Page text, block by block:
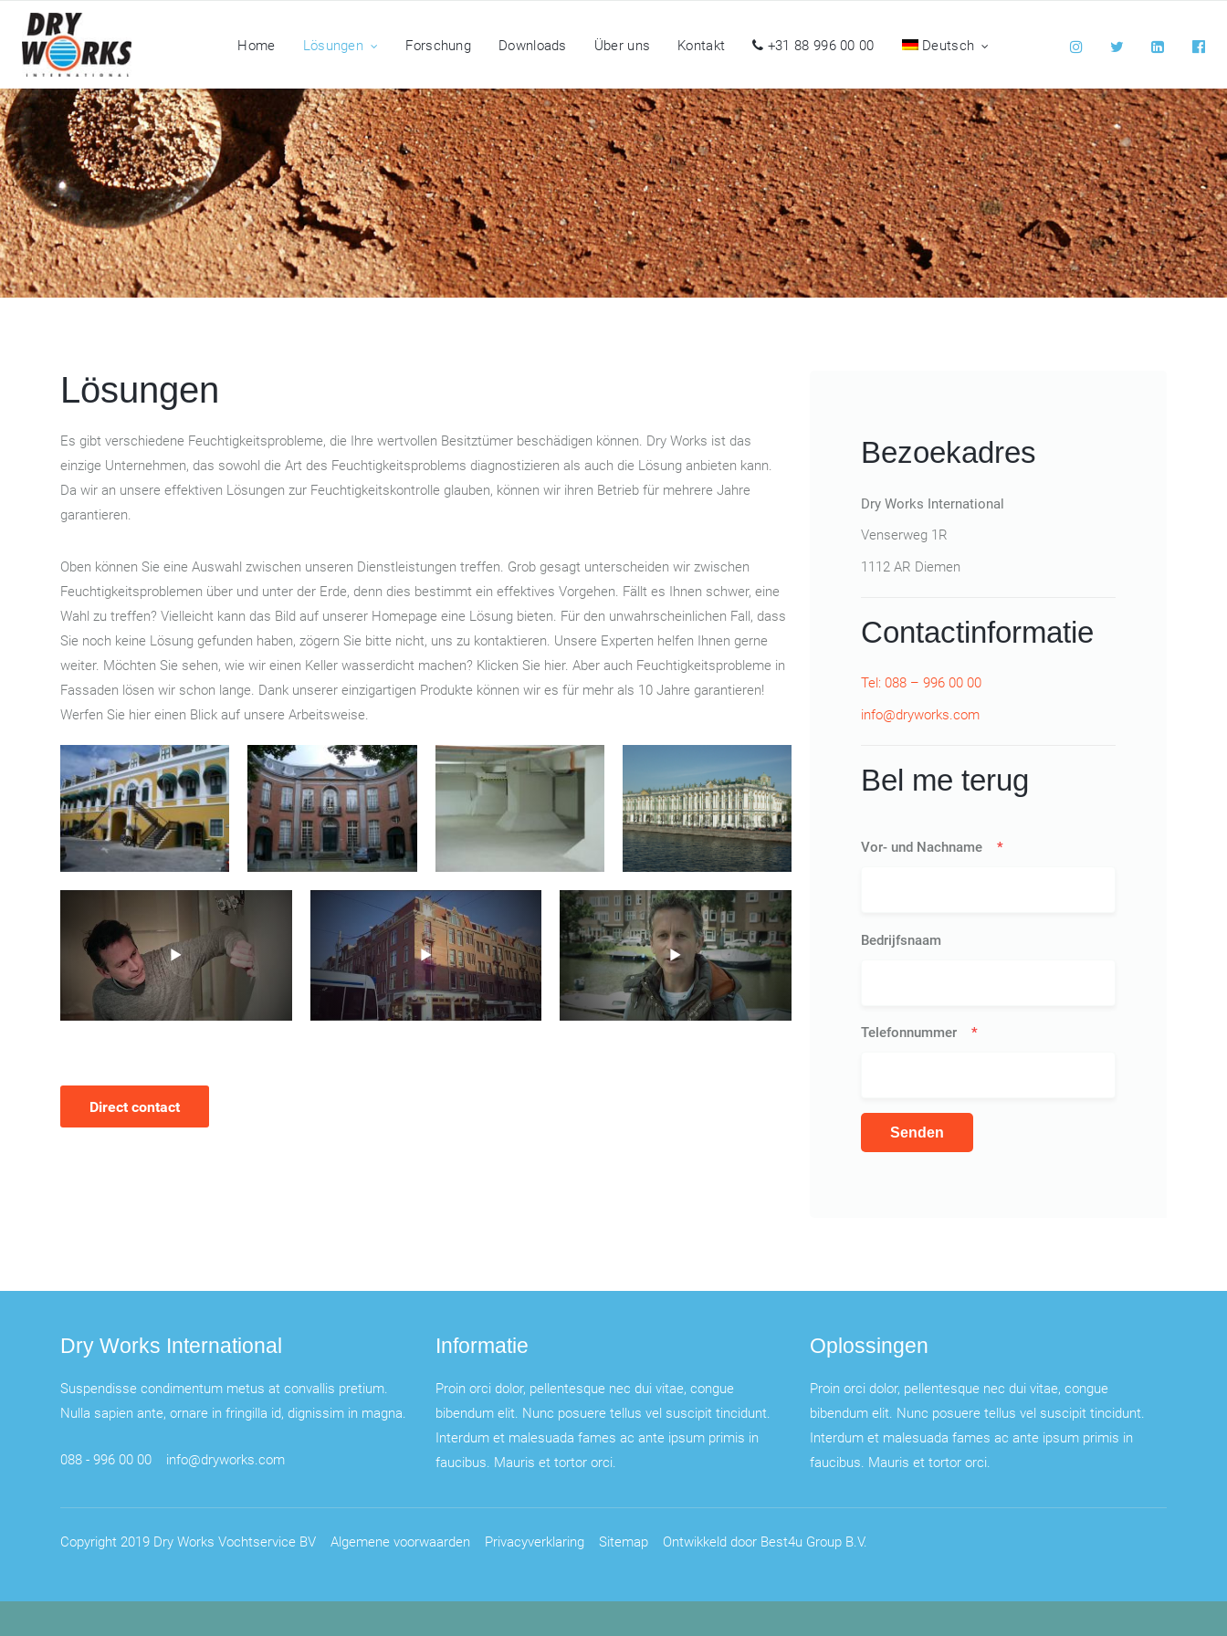
Home Lösungen Forschung Downloads Über uns Kontakt +31 88 996 00 00 Deutsch
Lösungen
Es gibt verschiedene Feuchtigkeitsprobleme, die Ihre wertvollen Besitztümer beschädigen können. Dry Works ist das
einzige Unternehmen, das sowohl die Art des Feuchtigkeitsproblems diagnostizieren als auch die Lösung anbieten kann.
Da wir an unsere effektiven Lösungen zur Feuchtigkeitskontrolle glauben, können wir ihren Betrieb für mehrere Jahre
garantieren.
Oben können Sie eine Auswahl zwischen unseren Dienstleistungen treffen. Grob gesagt unterscheiden wir zwischen
Feuchtigkeitsproblemen über und unter der Erde, denn dies bestimmt ein effektives Vorgehen. Fällt es Ihnen schwer, eine
Wahl zu treffen? Vielleicht kann das Bild auf unserer Homepage eine Lösung bieten. Für den unwahrscheinlichen Fall, dass
Sie noch keine Lösung gefunden haben, zögern Sie bitte nicht, uns zu kontaktieren. Unsere Experten helfen Ihnen gerne
weiter. Möchten Sie sehen, wie wir einen Keller wasserdicht machen? Klicken Sie hier. Aber auch Feuchtigkeitsprobleme in
Fassaden lösen wir schon lange. Dank unserer einzigartigen Produkte können wir es für mehr als 10 Jahre garantieren!
Werfen Sie hier einen Blick auf unsere Arbeitsweise.
Direct contact
Bezoekadres
Dry Works International
Venserweg 1R
1112 AR Diemen
Contactinformatie
Tel: 088 – 996 00 00
info@dryworks.com
Bel me terug
Vor- und Nachname *
Bedrijfsnaam
Telefonnummer *
Dry Works International
Suspendisse condimentum metus at convallis pretium.
Nulla sapien ante, ornare in fringilla id, dignissim in magna.
088 - 996 00 00 info@dryworks.com
Informatie
Proin orci dolor, pellentesque nec dui vitae, congue
bibendum elit. Nunc posuere tellus vel suscipit tincidunt.
Interdum et malesuada fames ac ante ipsum primis in
faucibus. Mauris et tortor orci.
Oplossingen
Proin orci dolor, pellentesque nec dui vitae, congue
bibendum elit. Nunc posuere tellus vel suscipit tincidunt.
Interdum et malesuada fames ac ante ipsum primis in
faucibus. Mauris et tortor orci.
Copyright 2019 Dry Works Vochtservice BV Algemene voorwaarden Privacyverklaring Sitemap Ontwikkeld door Best4u Group B.V.